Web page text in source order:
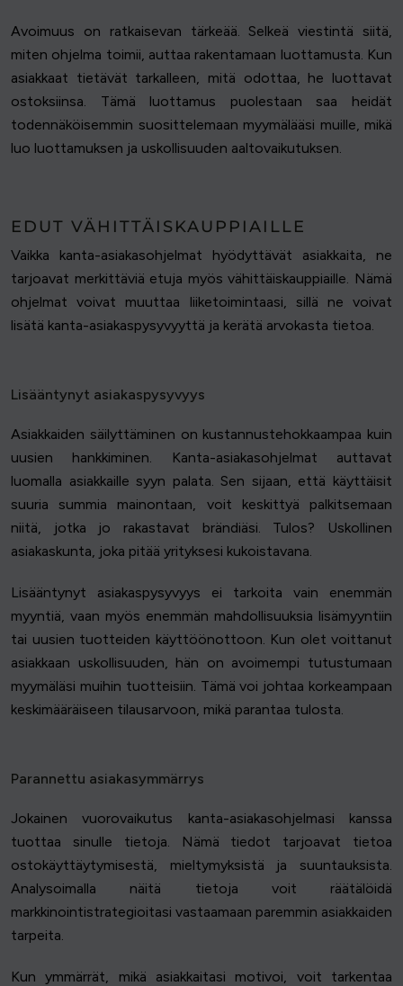
Avoimuus on ratkaisevan tärkeää. Selkeä viestintä siitä,
miten ohjelma toimii, auttaa rakentamaan luottamusta. Kun
asiakkaat tietävät tarkalleen, mitä odottaa, he luottavat
ostoksiinsa. Tämä luottamus puolestaan saa heidät
todennäköisemmin suosittelemaan myymälääsi muille, mikä
luo luottamuksen ja uskollisuuden aaltovaikutuksen.
EDUT VÄHITTÄISKAUPPIAILLE
Vaikka kanta-asiakasohjelmat hyödyttävät asiakkaita, ne
tarjoavat merkittäviä etuja myös vähittäiskauppiaille. Nämä
ohjelmat voivat muuttaa liiketoimintaasi, sillä ne voivat
lisätä kanta-asiakaspysyvyyttä ja kerätä arvokasta tietoa.
Lisääntynyt asiakaspysyvyys
Asiakkaiden säilyttäminen on kustannustehokkaampaa kuin
uusien hankkiminen. Kanta-asiakasohjelmat auttavat
luomalla asiakkaille syyn palata. Sen sijaan, että käyttäisit
suuria summia mainontaan, voit keskittyä palkitsemaan
niitä, jotka jo rakastavat brändiäsi. Tulos? Uskollinen
asiakaskunta, joka pitää yrityksesi kukoistavana.
Lisääntynyt asiakaspysyvyys ei tarkoita vain enemmän
myyntiä, vaan myös enemmän mahdollisuuksia lisämyyntiin
tai uusien tuotteiden käyttöönottoon. Kun olet voittanut
asiakkaan uskollisuuden, hän on avoimempi tutustumaan
myymäläsi muihin tuotteisiin. Tämä voi johtaa korkeampaan
keskimääräiseen tilausarvoon, mikä parantaa tulosta.
Parannettu asiakasymmärrys
Jokainen vuorovaikutus kanta-asiakasohjelmasi kanssa
tuottaa sinulle tietoja. Nämä tiedot tarjoavat tietoa
ostokäyttäytymisestä, mieltymyksistä ja suuntauksista.
Analysoimalla näitä tietoja voit räätälöidä
markkinointistrategioitasi vastaamaan paremmin asiakkaiden
tarpeita.
Kun ymmärrät, mikä asiakkaitasi motivoi, voit tarkentaa